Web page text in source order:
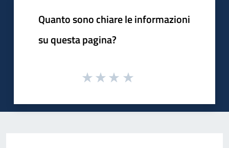
Quanto sono chiare le informazioni
su questa pagina?